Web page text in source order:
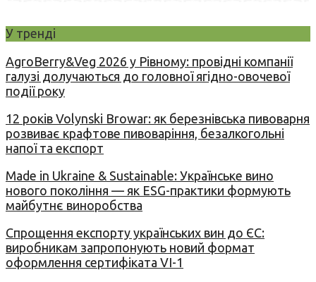
У тренді
AgroBerry&Veg 2026 у Рівному: провідні компанії
галузі долучаються до головної ягідно-овочевої
події року
12 років Volynski Browar: як березнівська пивоварня
розвиває крафтове пивоваріння, безалкогольні
напої та експорт
Made in Ukraine & Sustainable: Українське вино
нового покоління — як ESG-практики формують
майбутнє виноробства
Спрощення експорту українських вин до ЄС:
виробникам запропонують новий формат
оформлення сертифіката VI-1